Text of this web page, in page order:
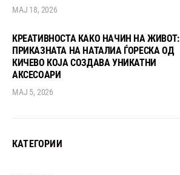
МАЈ 18, 2026
КРЕАТИВНОСТА КАКО НАЧИН НА ЖИВОТ:
ПРИКАЗНАТА НА НАТАЛИА ЃОРЕСКА ОД
КИЧЕВО КОЈА СОЗДАВА УНИКАТНИ
АКСЕСОАРИ
МАЈ 5, 2026
КАТЕГОРИИ